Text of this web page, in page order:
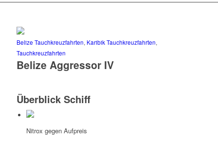
Belize Tauchkreuzfahrten, Karibik Tauchkreuzfahrten,
Tauchkreuzfahrten
Belize Aggressor IV
Überblick Schiff
Nitrox gegen Aufpreis